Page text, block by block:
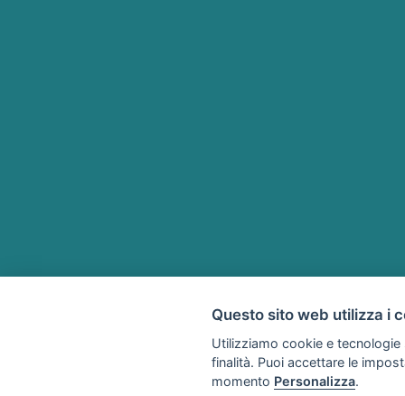
Questo sito web utilizza i
Utilizziamo cookie e
finalità. Puoi accettare le
momento Personalizza.